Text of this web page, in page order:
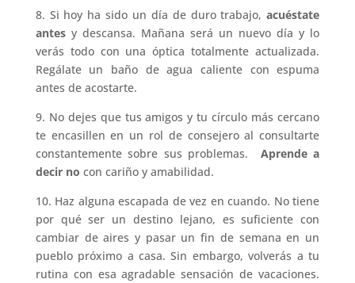
8. Si hoy ha sido un día de duro trabajo,acuéstate
antesy descansa. Mañana será un nuevo día y lo
verás todo con una óptica totalmente actualizada.
Regálate un baño de agua caliente con espuma
antes de acostarte.
9. No dejes que tus amigos y tu círculo más cercano
te encasillen en un rol de consejero al consultarte
constantemente sobre sus problemas. Aprende a
decir no con cariño y amabilidad.
10. Haz alguna escapada de vez en cuando. No tiene
por qué ser un destino lejano, es suficiente con
cambiar de aires y pasar un fin de semana en un
pueblo próximo a casa. Sin embargo, volverás a tu
rutina con esa agradable sensación de vacaciones.